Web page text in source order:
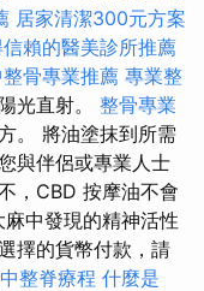
居家清潔300元方案
賴的醫美診所推薦
骨專業推薦 專業整
光直射。 整骨專業
。 將油塗抹到所需
與伴侶或專業人士
，CBD 按摩油不會
中發現的精神活性
擇的貨幣付款，請
整脊療程 什麼是